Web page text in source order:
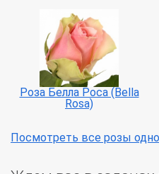
Роза Белла Роса (Bella
Rosa)
Посмотреть все розы